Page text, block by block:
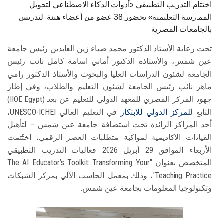
اختتام التدريب التطبيقي «أدوات الذكاء الاصطناعي لتحويل
الممارسة التعليمية» بحضور 38 عضو من أعضاء هيئة التدريس
بالجامعات المصرية
تحت رعاية الأستاذ الدكتور محمد ضياء زين العابدين رئيس جامعة
عين شمس، والأستاذة الدكتور أماني اسامة كامل نائب رئيس
الجامعة لشئون الدراسات العليا والبحوث والأستاذ الدكتور رامي
ماهر نائب رئيس الجامعة لشئون التعليم والطلاب، وفي إطار
جهود المركز المصري للمعهد الدولي للتعليم عن بعد (IIOE Egypt)
التابع للمركز الدولي للابتكار
في التعليم العالي UNESCO-ICHEI،
أحد المراكز الرائدة تحت استضافة جامعة عين شمس – لتأهيل
القيادات الأكاديمية لمواكبة متطلبات العصر الرقمي، اختُتمت
الأربعاء الموافق 29 أبريل 2026 فعاليات التدريب التطبيقي
المتخصص بعنوان "The AI Educator’s Toolkit: Transforming Your
Teaching Practice"، وذلك بمعمل الحاسب الآلي بمركز الشبكات
وتكنولوجيا المعلومات بجامعة عين شمس.